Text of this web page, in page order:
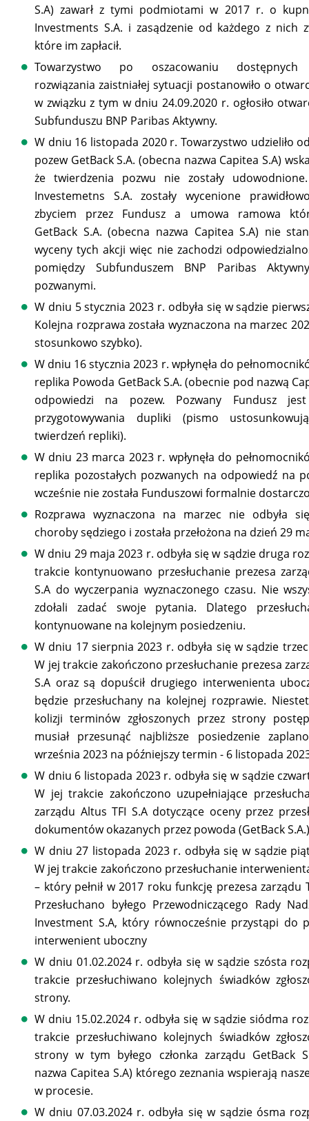
S.A) zawarł z tymi podmiotami w 2017 r. o
Investments S.A. i zasądzenie od każdego z nich
które im zapłacił.
Towarzystwo po oszacowaniu dostępnych
rozwiązania zaistniałej sytuacji postanowiło o
w związku z tym w dniu 24.09.2020 r. ogłosiło
Subfunduszu BNP Paribas Aktywny.
W dniu 16 listopada 2020 r. Towarzystwo udzieliło
pozew GetBack S.A. (obecna nazwa Capitea S.A)
że twierdzenia pozwu nie zostały
Investemetns S.A. zostały wycenione
zbyciem przez Fundusz a umowa ramowa
GetBack S.A. (obecna nazwa Capitea S.A) nie
wyceny tych akcji więc nie zachodzi
pomiędzy Subfunduszem BNP Paribas
pozwanymi.
W dniu 5 stycznia 2023 r. odbyła się w sądzie
Kolejna rozprawa została wyznaczona na marzec
stosunkowo szybko).
W dniu 16 stycznia 2023 r. wpłynęła do
replika Powoda GetBack S.A. (obecnie pod nazwą
odpowiedzi na pozew. Pozwany Fundusz
przygotowywania dupliki (pismo
twierdzeń repliki).
W dniu 23 marca 2023 r. wpłynęła do
replika pozostałych pozwanych na odpowiedź na
wcześnie nie została Funduszowi formalnie
Rozprawa wyznaczona na marzec nie odbyła
choroby sędziego i została przełożona na dzień 29
W dniu 29 maja 2023 r. odbyła się w sądzie druga
trakcie kontynuowano przesłuchanie prezesa
S.A do wyczerpania wyznaczonego czasu. Nie
zdołali zadać swoje pytania. Dlatego
kontynuowane na kolejnym posiedzeniu.
W dniu 17 sierpnia 2023 r. odbyła się w sądzie
W jej trakcie zakończono przesłuchanie prezesa
S.A oraz są dopuścił drugiego interwenienta
będzie przesłuchany na kolejnej rozprawie.
kolizji terminów zgłoszonych przez strony
musiał przesunąć najbliższe posiedzenie
września 2023 na późniejszy termin - 6 listopada
W dniu 6 listopada 2023 r. odbyła się w sądzie
W jej trakcie zakończono uzupełniające
zarządu Altus TFI S.A dotyczące oceny przez
dokumentów okazanych przez powoda (GetBack
W dniu 27 listopada 2023 r. odbyła się w sądzie
W jej trakcie zakończono przesłuchanie
– który pełnił w 2017 roku funkcję prezesa zarządu
Przesłuchano byłego Przewodniczącego Rady
Investment S.A, który równocześnie przystąpi do
interwenient uboczny
W dniu 01.02.2024 r. odbyła się w sądzie szósta
trakcie przesłuchiwano kolejnych świadków
strony.
W dniu 15.02.2024 r. odbyła się w sądzie siódma
trakcie przesłuchiwano kolejnych świadków
strony w tym byłego członka zarządu GetBack
nazwa Capitea S.A) którego zeznania wspierają
w procesie.
W dniu 07.03.2024 r. odbyła się w sądzie ósma